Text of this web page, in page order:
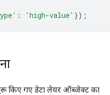
: 'high-value' });
किए गए डेटा लेयर ऑब्जेक्ट का